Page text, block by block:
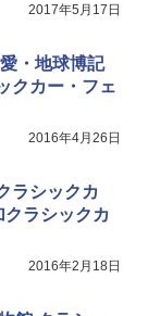
2017年5月17日
・地球博記
クカー・フェ
2016年4月26日
ラシックカ
ラシックカ
2016年2月18日